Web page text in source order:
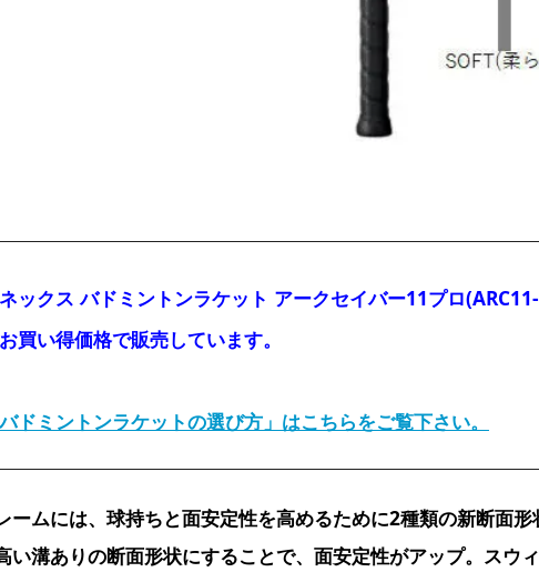
ックス バドミントンラケット アークセイバー11プロ
買い得価格で販売しています。
ドミントンラケットの選び方」はこちらをご覧下さい。
ームには、球持ちと面安定性を高めるために2種類の新断面
い溝ありの断面形状にすることで、面安定性がアップ。スウ